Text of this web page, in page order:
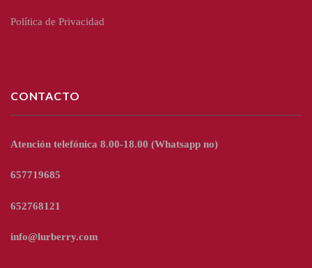
Política de Privacidad
CONTACTO
Atención telefónica 8.00-18.00 (Whatsapp no)
657719685
652768121
info@lurberry.com